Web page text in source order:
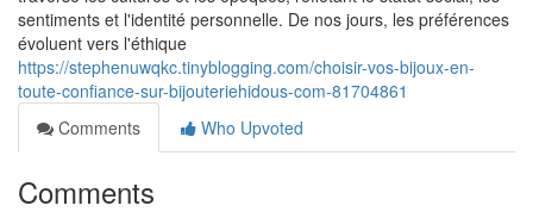
sentiments et l'identité personnelle. De nos jours, les préférences
évoluent vers l'éthique
https://stephenuwqkc.tinyblogging.com/choisir-vos-bijoux-en-
toute-confiance-sur-bijouteriehidous-com-81704861
Comments
Who Upvoted
Comments